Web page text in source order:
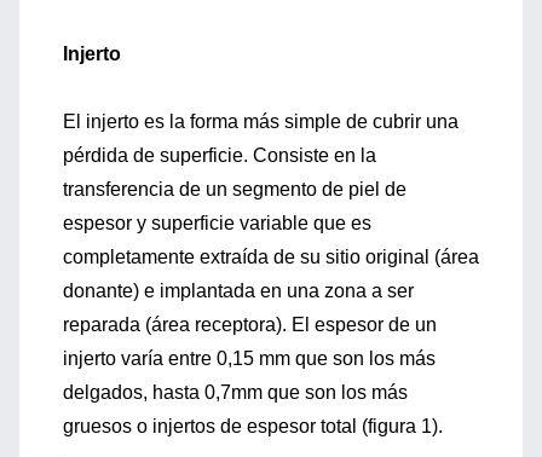
Injerto
El injerto es la forma más simple de cubrir una
pérdida de superficie. Consiste en la
transferencia de un segmento de piel de
espesor y superficie variable que es
completamente extraída de su sitio original (área
donante) e implantada en una zona a ser
reparada (área receptora). El espesor de un
injerto varía entre 0,15 mm que son los más
delgados, hasta 0,7mm que son los más
gruesos o injertos de espesor total (figura 1).